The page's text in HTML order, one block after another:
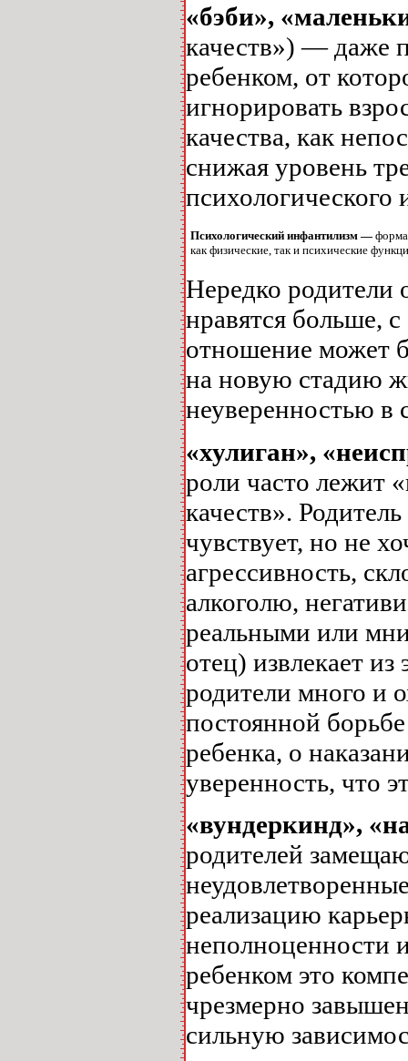
«бэби»,
качеств») — даже
ребенком, от
игнорировать
качества, как
снижая уровень
психологического
Психологический инфантилизм — форма
как физические, так и психические
Нередко родители
нравятся больше,
отношение может
на новую стадию
неуверенностью в
«хулиган»,
роли часто лежит
качеств».
чувствует, но не
агрессивность,
алкоголю,
реальными или
отец) извлекает
родители много и
постоянной
ребенка, о
уверенность, что
«вундеркинд»,
родителей
реализацию
неполноценности
ребенком это
чрезмерно
сильную